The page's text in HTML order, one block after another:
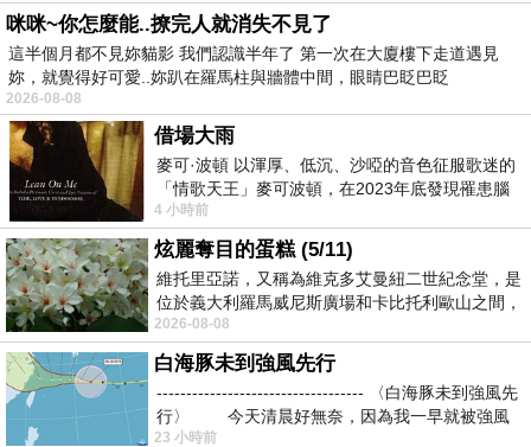
進去，然後反過來要求創作者繼續承載這些投射。Nirvana
的歌迷不只是聽歌，他們也在樂隊身上看見某種不願妥協
的自己。這份認同很有力量，但也很沉重，因為一旦創作
者成為他人的出口，他就被迫成為一種情緒公共設施。
殘酷之處在於市場放大痛苦時會抽走痛苦的脈絡，原本針
對主流文化的拒絕，最後被主流文化吸收成另一種商品。
這是現代文化工業處理反叛的一般方式：先辨認它，再包
裝它，再把它出售給那些同樣感到不安的人。從這個角度
看，Cobain 的困境是一個創作者被自己象徵化後的困境。
當一個人被變成符號，他說甚麼、穿甚麼、沉默甚麼，甚
至崩潰甚麼，都會被解讀。外界以為這是成功，其實也是
失去普通人位置的開始。創作者原本可以犯錯、矛盾、疲
咪咪~你怎麼能..撩完人就消失不見了
這半個月都不見妳貓影 我們認識半年了 第一次在大廈樓下走道遇見
妳，就覺得好可愛..妳趴在羅馬柱與牆體中間，眼睛巴眨巴眨
2026-08-08
借場大雨
麥可·波頓 以渾厚、低沉、沙啞的音色征服歌迷的
「情歌天王」麥可波頓，在2023年底發現罹患腦
瘤「祈禱早日康復，一切都好」。
4 小時前
炫麗奪目的蛋糕 (5/11)
維托里亞諾，又稱為維克多艾曼紐二世紀念堂，是
位於義大利羅馬威尼斯廣場和卡比托利歐山之間，
用以紀念統一義大利統一後的的第一位國
2026-08-08
白海豚未到強風先行
----------------------------------- 〈白海豚未到強風先
行〉 今天清晨好無奈，因為我一早就被強風
23 小時前